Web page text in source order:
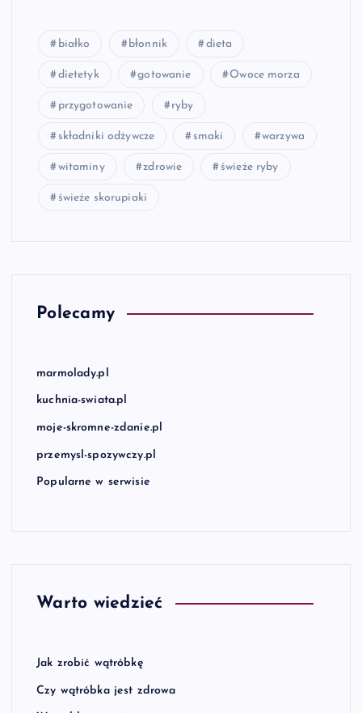
białko błonnik dieta
dietetyk gotowanie Owoce morza
przygotowanie ryby
składniki odżywcze smaki warzywa
witaminy zdrowie świeże ryby
świeże skorupiaki
Polecamy
marmolady.pl
kuchnia-swiata.pl
moje-skromne-zdanie.pl
przemysl-spozywczy.pl
Popularne w serwisie
Warto wiedzieć
Jak zrobić wątróbkę
Czy wątróbka jest zdrowa